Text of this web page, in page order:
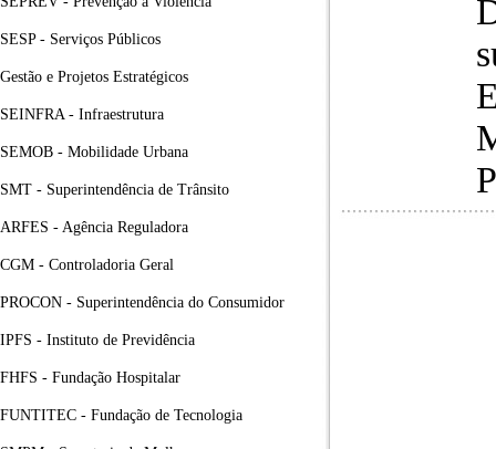
SESP - Serviços Públicos
Gestão e Projetos Estratégicos
SEINFRA - Infraestrutura
SEMOB - Mobilidade Urbana
SMT - Superintendência de Trânsito
ARFES - Agência Reguladora
CGM - Controladoria Geral
PROCON - Superintendência do Consumidor
IPFS - Instituto de Previdência
FHFS - Fundação Hospitalar
FUNTITEC - Fundação de Tecnologia